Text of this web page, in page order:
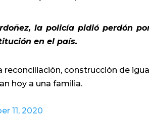
la policía pidió perdón
en el país.
construcción de
hoy a una familia.
11, 2020